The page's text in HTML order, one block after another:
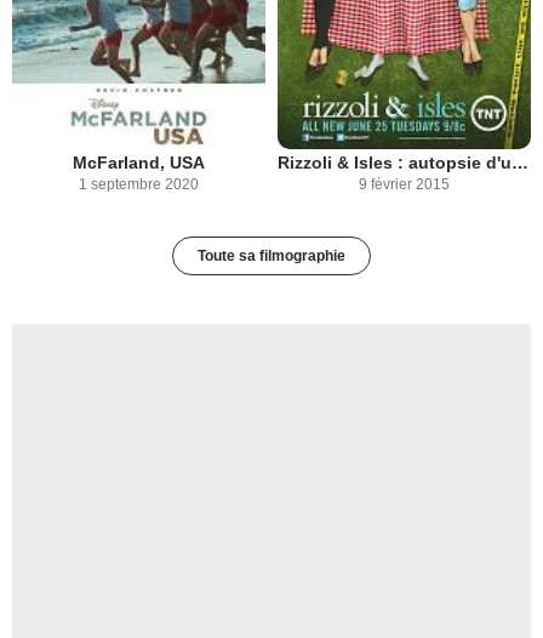
McFarland, USA
1 septembre 2020
Rizzoli & Isles : autopsie d'un meurtre
9 février 2015
Toute sa filmographie